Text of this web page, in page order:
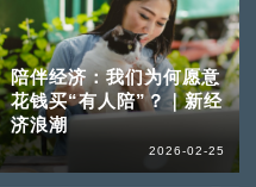
陪伴经济：我们为何愿意
花钱买“有人陪”？｜新经
济浪潮
2026-02-25